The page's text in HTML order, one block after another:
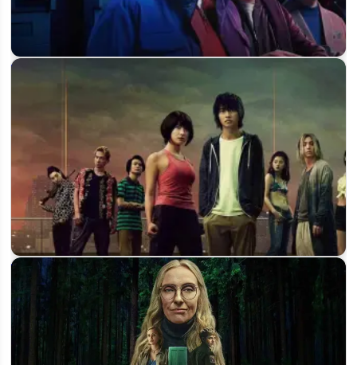
Будет ли 3 сезон сериала «Мошенники» и когда выйдет
продолжение на НТК
Когда выйдет 4 сезон «Алисы в Пограничье» на Netflix — и
будет ли он вообще